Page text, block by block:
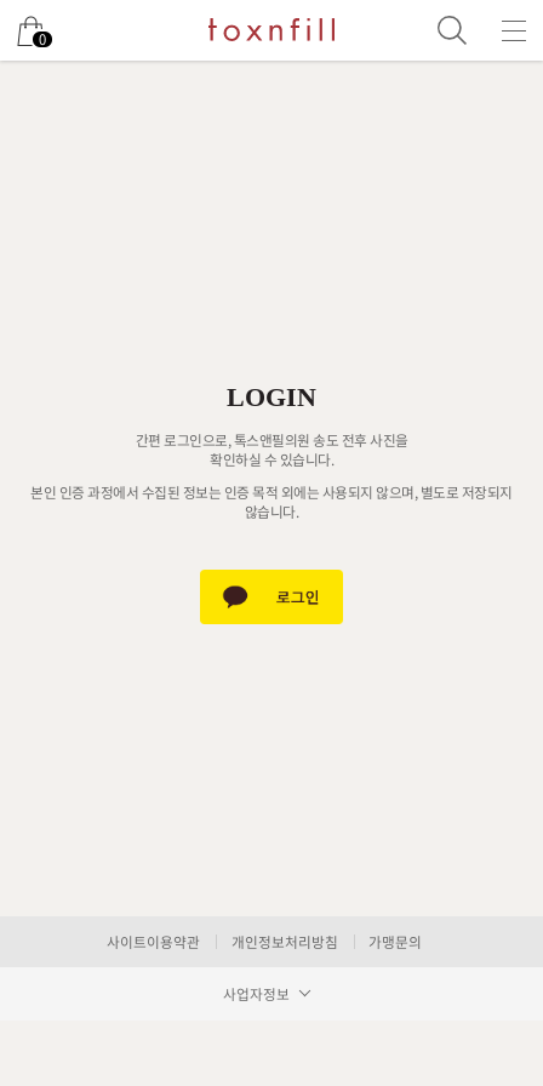
0
LOGIN
간편 로그인으로, 톡스앤필의원 송도 전후 사진을
확인하실 수 있습니다.
본인 인증 과정에서 수집된 정보는 인증 목적 외에는 사용되지 않으며, 별도로 저장되지
않습니다.
사이트이용약관 개인정보처리방침 가맹문의
사업자정보